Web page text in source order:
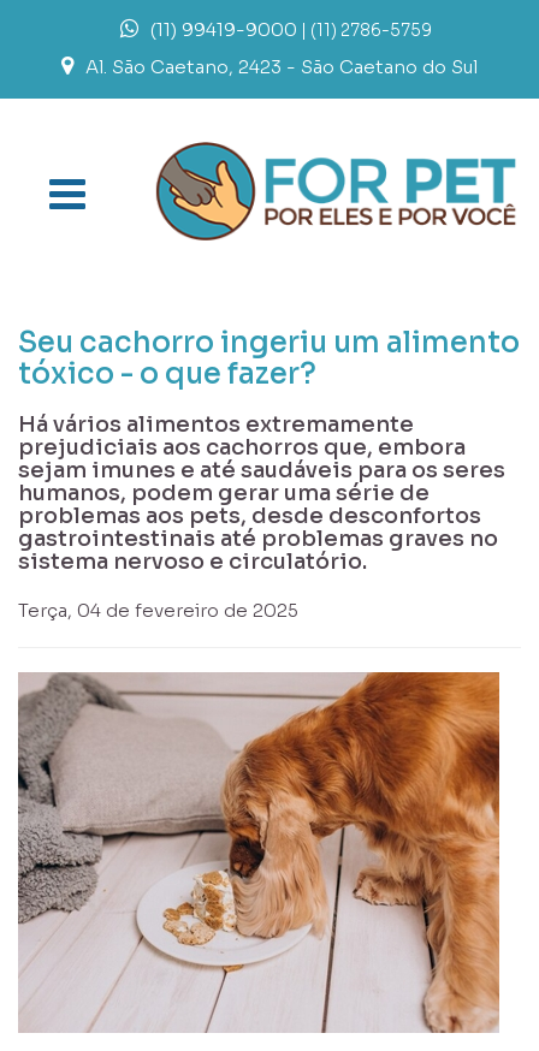
(11) 99419-9000 | (11) 2786-5759
Al. São Caetano, 2423 - São Caetano do Sul
Seu cachorro ingeriu um alimento
tóxico - o que fazer?
Há vários alimentos extremamente
prejudiciais aos cachorros que, embora
sejam imunes e até saudáveis para os seres
humanos, podem gerar uma série de
problemas aos pets, desde desconfortos
gastrointestinais até problemas graves no
sistema nervoso e circulatório.
Terça, 04 de fevereiro de 2025